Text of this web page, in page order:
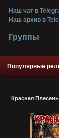
Наш чат в
Наш архив в
Группы
Популярные
Красная